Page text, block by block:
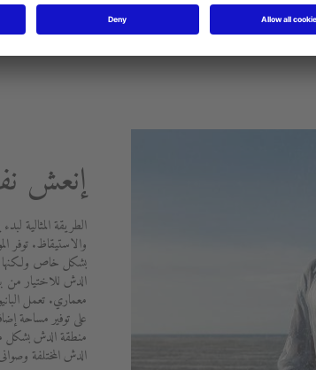
إنعش
الطريقة المثالية
بشكل خاص ولكنها
الدش للاختيار من
على توفير مساحة
منطقة الدش بشكل
الدش المختلفة